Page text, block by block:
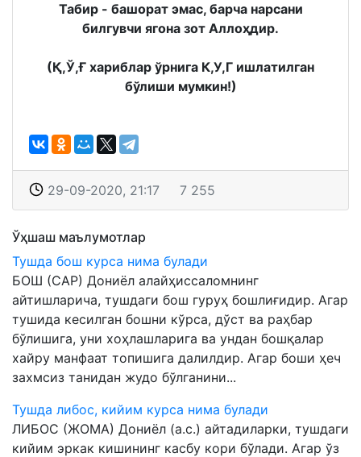
Табир - башорат эмас, барча нарсани
билгувчи ягона зот Аллоҳдир.
(Қ,Ў,Ғ хариблар ўрнига К,У,Г ишлатилган
бўлиши мумкин!)
29-09-2020, 21:17 7 255
Ўҳшаш маълумотлар
Тушда бош курса нима булади
БОШ (САР) Дониёл алайҳиссаломнинг
айтишларича, тушдаги бош гуруҳ бошлиғидир. Агар
тушида кесилган бошни кўрса, дўст ва раҳбар
бўлишига, уни хоҳлашларига ва ундан бошқалар
хайру манфаат топишига далилдир. Агар боши ҳеч
захмсиз танидан жудо бўлганини...
Тушда либос, кийим курса нима булади
ЛИБОС (ЖОМА) Дониёл (а.с.) айтадиларки, тушдаги
кийим эркак кишининг касбу кори бўлади. Агар ўз